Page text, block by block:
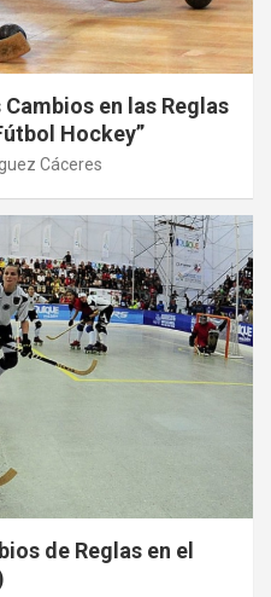
en las Reglas
Hockey”
Cáceres
de Reglas en el